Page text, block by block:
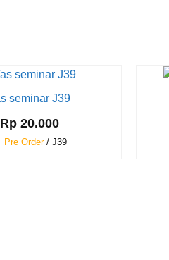
seminar J39
Rp 20.000
Pre Order/ J39